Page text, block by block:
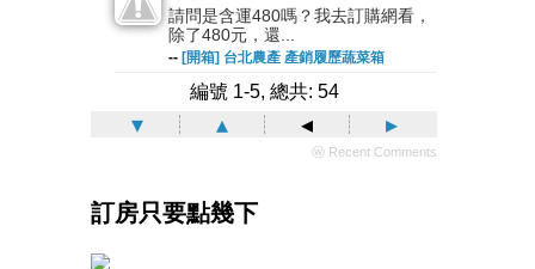
請問是含運480嗎？我去訂購網看，
除了480元，還...
-- [開箱] 台北農產 產銷履歷蔬菜箱
編號 1-5, 總共: 54
▾ ▴ ◂ ▸
ⓦ Recent Comments
訂房只要點幾下